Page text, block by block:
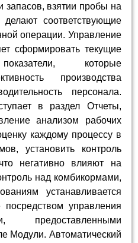
взятии пробы на
соответствующие
операции. Управление
сформировать текущие
которые
производства
персонала.
в раздел Отчеты,
анализом рабочих
каждому процессу в
установить контроль
негативно влияют на
над комбикормами,
устанавливается
управления
предоставленными
Модули. Автоматический